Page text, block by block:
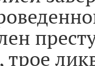
трое